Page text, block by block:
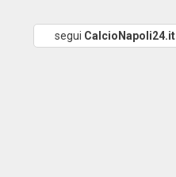
segui CalcioNapoli24.it